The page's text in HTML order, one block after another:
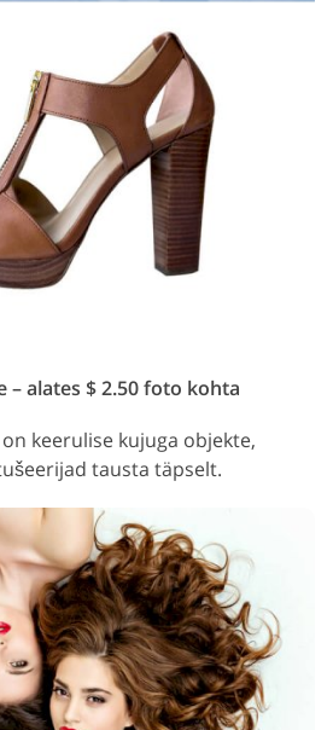
– alates $ 2.50 foto kohta
keerulise kujuga objekte,
tausta täpselt.